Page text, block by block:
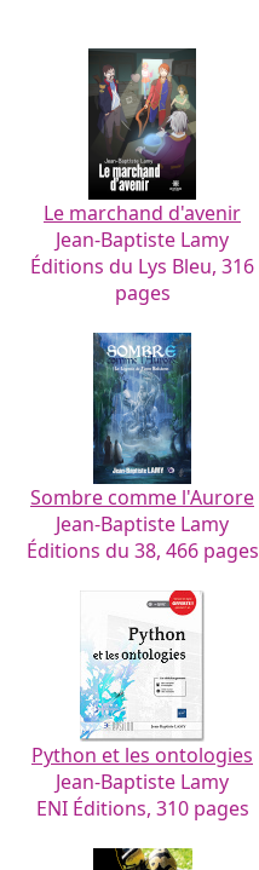
Le marchand d'avenir
Jean-Baptiste Lamy
Éditions du Lys Bleu, 316
pages
Sombre comme l'Aurore
Jean-Baptiste Lamy
Éditions du 38, 466 pages
Python et les ontologies
Jean-Baptiste Lamy
ENI Éditions, 310 pages